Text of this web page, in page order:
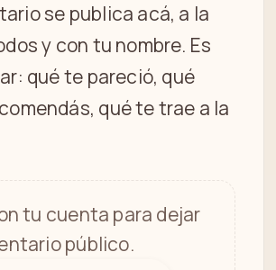
se publica acá, a la
y con tu nombre. Es
qué te pareció, qué
qué te trae a la
tu cuenta para dejar
público.